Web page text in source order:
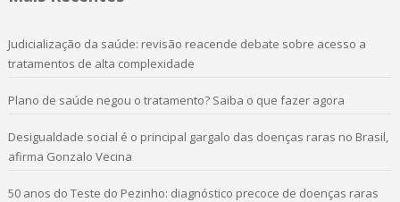
Judicialização da saúde: revisão reacende debate sobre acesso a
tratamentos de alta complexidade
Plano de saúde negou o tratamento? Saiba o que fazer agora
Desigualdade social é o principal gargalo das doenças raras no Brasil,
afirma Gonzalo Vecina
50 anos do Teste do Pezinho: diagnóstico precoce de doenças raras